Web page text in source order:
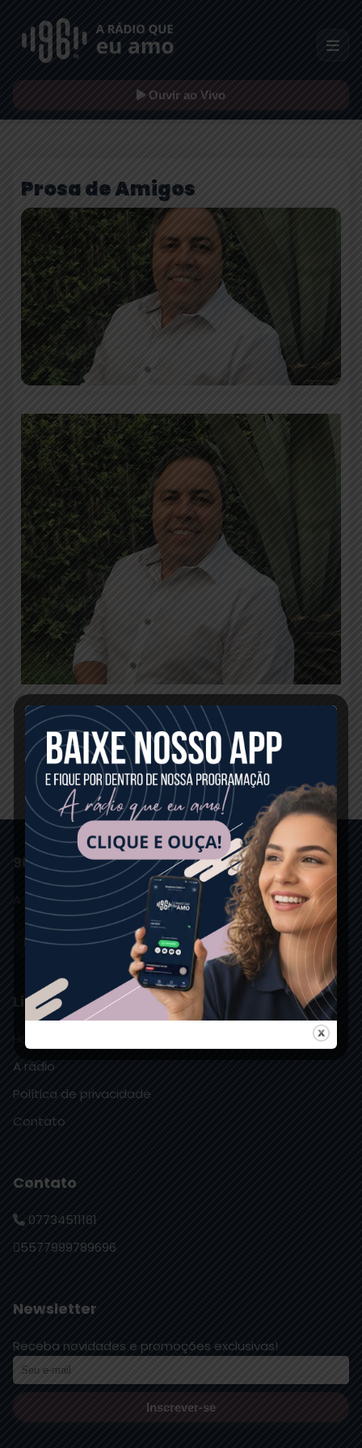
Ouvir ao Vivo
Prosa de Amigos
Horário:05:00 às 07:00 Locutores:
96 FM GUANAMBI
A RÁDIO QUE EU AMO
Links Rápidos
A rádio
Política de privacidade
Contato
Contato
07734511161
5577999789696
Newsletter
Receba novidades e promoções exclusivas!
Inscrever-se